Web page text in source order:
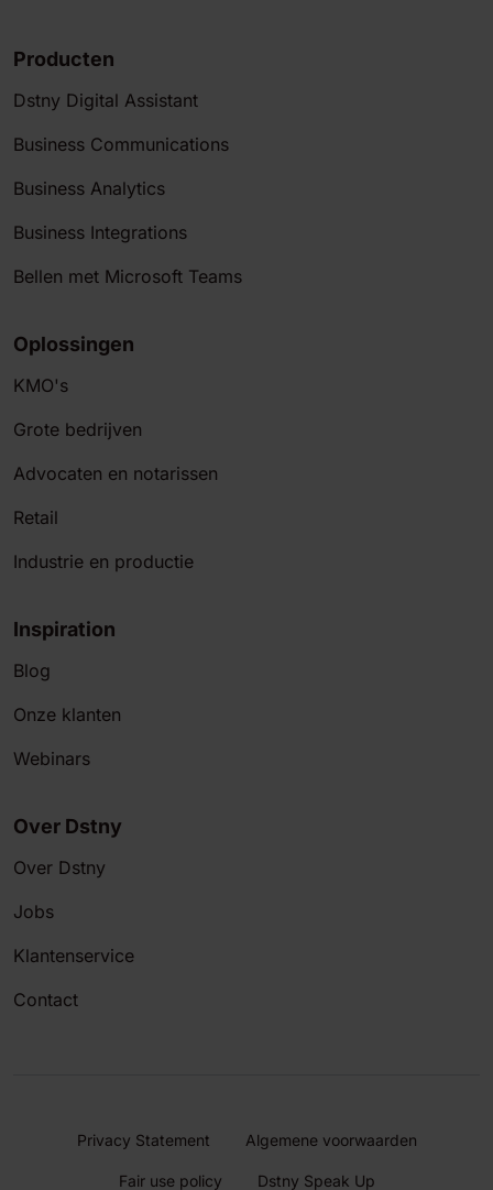
Producten
Dstny Digital Assistant
Business Communications
Business Analytics
Business Integrations
Bellen met Microsoft Teams
Oplossingen
KMO's
Grote bedrijven
Advocaten en notarissen
Retail
Industrie en productie
Inspiration
Blog
Onze klanten
Webinars
Over Dstny
Over Dstny
Jobs
Klantenservice
Contact
Privacy Statement Algemene voorwaarden
Fair use policy Dstny Speak Up